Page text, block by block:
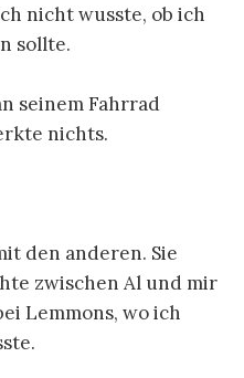
nicht wusste, ob ich
sollte.
seinem Fahrrad
nichts.
den anderen. Sie
zwischen Al und mir
Lemmons, wo ich